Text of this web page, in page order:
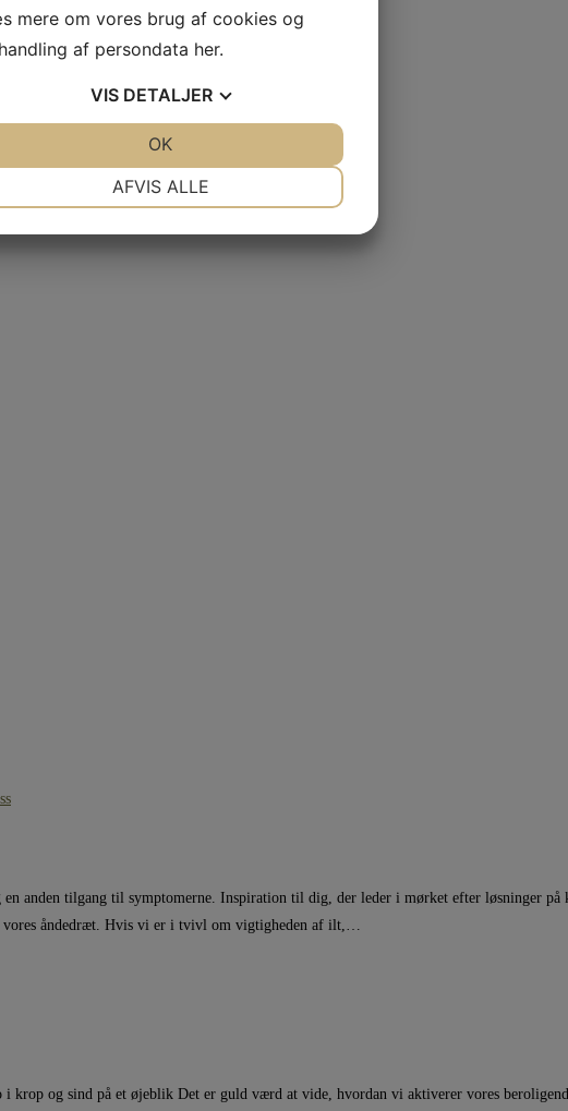
anden tilgang til symptomerne. Inspiration til dig, der leder i mørket efter løsninger
vores åndedræt. Hvis vi er i tvivl om vigtigheden af ilt,…
krop og sind på et øjeblik Det er guld værd at vide, hvordan vi aktiverer vores
mere om vores brug af cookies og
af persondata her.
VIS DETALJER
AFVIS ALLE
OK